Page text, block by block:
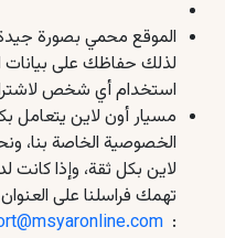
الموقع محمي بصورة
لذلك حفاظك على
استخدام أي شخص
مسيار أون لاين
الخصوصية الخاصة بنا،
لاين بكل ثقة، وإذا
تهمك فراسلنا على العنوان
: